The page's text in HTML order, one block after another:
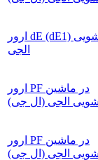
ارور dE (dE1) در لباسشویی
الجی
ارور PF در ماشین
الجی (ال جی)
ارور PF در ماشین
الجی (ال جی)